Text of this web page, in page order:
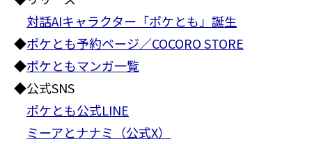
対話AIキャラクター「ポケとも」誕生
◆ポケとも予約ページ／COCORO STORE
◆ポケともマンガ一覧
◆公式SNS
ポケとも公式LINE
ミーアとナナミ（公式X）